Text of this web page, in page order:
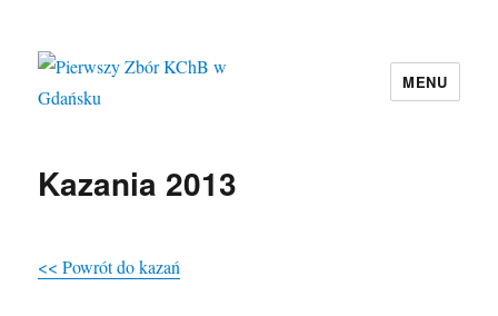
MENU
Kazania 2013
<< Powrót do kazań